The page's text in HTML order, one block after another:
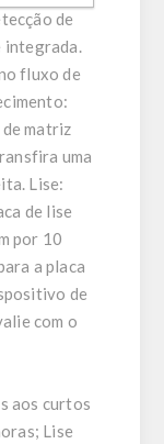
de
integrada.
fluxo de
matriz
uma
Lise:
de lise
por 10
a placa
de
com o
aos curtos
Lise